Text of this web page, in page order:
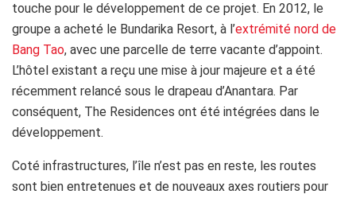
touche pour le développement de ce projet. En 2012, le
groupe a acheté le Bundarika Resort, à l’extrémité nord de
Bang Tao, avec une parcelle de terre vacante d’appoint.
L’hôtel existant a reçu une mise à jour majeure et a été
récemment relancé sous le drapeau d’Anantara. Par
conséquent, The Residences ont été intégrées dans le
développement.
Coté infrastructures, l’île n’est pas en reste, les routes
sont bien entretenues et de nouveaux axes routiers pour